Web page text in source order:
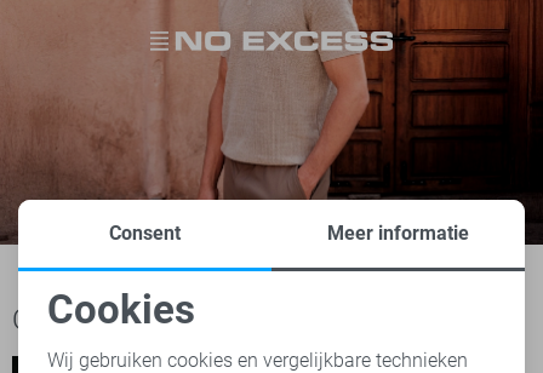
Ook het bekijken waard
Noodzakelijke cookies
Consent Meer informatie
Cookies
Wij gebruiken cookies en vergelijkbare technieken